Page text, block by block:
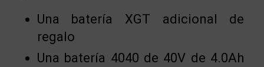
Una batería XGT adicional de
regalo
Una batería 4040 de 40V de 4.0Ah